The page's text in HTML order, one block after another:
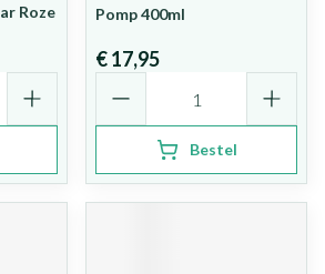
Roze
Pomp 400ml
€ 17,95
Bestel